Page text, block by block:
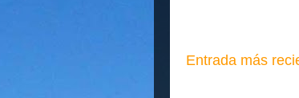
Entrada más